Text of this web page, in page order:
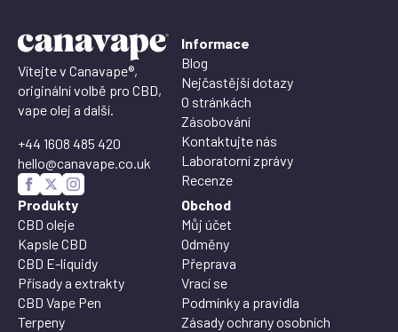
Vítejte v Canavape®,
originální volbě pro CBD,
vape olej a další.
+44 1608 485 420
hello@canavape.co.uk
Informace
Blog
Nejčastější dotazy
O stránkách
Zásobování
Kontaktujte nás
Laboratorní zprávy
Recenze
Produkty
CBD oleje
Kapsle CBD
CBD E-liquidy
Přísady a extrakty
CBD Vape Pen
Terpeny
Obchod
Můj účet
Odměny
Přeprava
Vrací se
Podmínky a pravidla
Zásady ochrany osobních